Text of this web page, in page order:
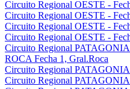
Circuito Regional OESTE -
Circuito Regional OESTE -
Circuito Regional OESTE -
Circuito Regional OESTE -
Circuito Regional
ROCA Fecha 1, Gral.Roca
Circuito Regional PATAGONIA
Circuito Regional PATAGONIA